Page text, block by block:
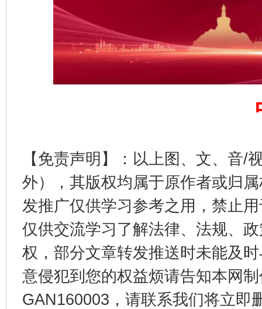
【免责声明】：以上图、文、音/
外），其版权均属于原作者或归
发推广仅供学习参考之用，禁止
仅供交流学习了解法律、法规、
权，部分文章转发推送时未能及
意侵犯到您的权益烦请告知本网
GAN160003，请联系我们将立即
一纸欠
东山县通报“牛蛙产品抗生素超标问题” 法